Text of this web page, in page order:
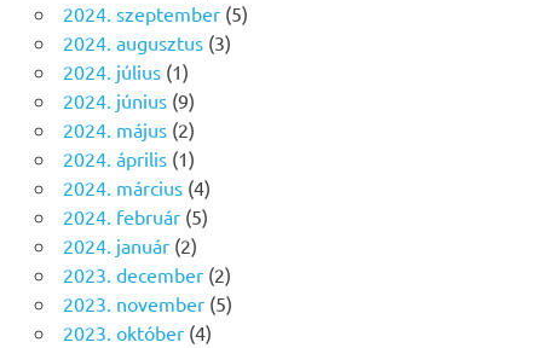
2024. szeptember(5)
2024. augusztus(3)
2024. július(1)
2024. június(9)
2024. május(2)
2024. április(1)
2024. március(4)
2024. február(5)
2024. január(2)
2023. december(2)
2023. november(5)
2023. október(4)